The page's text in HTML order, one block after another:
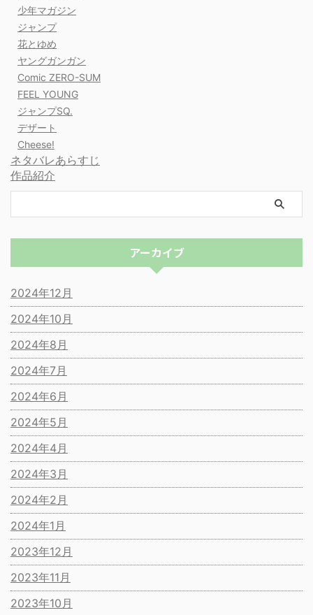
少年マガジン
ジャンプ
花とゆめ
ヤングガンガン
Comic ZERO-SUM
FEEL YOUNG
ジャンプSQ.
デザート
Cheese!
ネタバレあらすじ
作品紹介
アーカイブ
2024年12月
2024年10月
2024年8月
2024年7月
2024年6月
2024年5月
2024年4月
2024年3月
2024年2月
2024年1月
2023年12月
2023年11月
2023年10月